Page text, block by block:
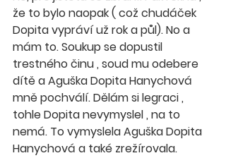
že to bylo naopak ( což chudáček
Dopita vypráví už rok a půl). No a
mám to. Soukup se dopustil
trestného činu , soud mu odebere
dítě a Aguška Dopita Hanychová
mně pochválí. Dělám si legraci ,
tohle Dopita nevymyslel , na to
nemá. To vymyslela Aguška Dopita
Hanychová a také zrežírovala.